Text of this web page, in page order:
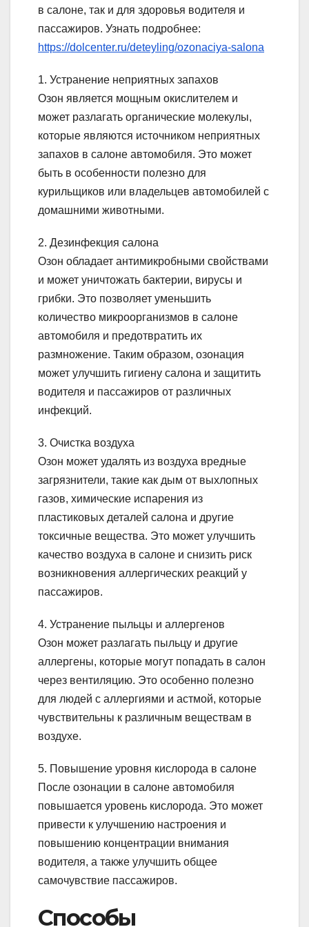
в салоне, так и для здоровья водителя и
пассажиров. Узнать подробнее:
https://dolcenter.ru/deteyling/ozonaciya-salona
1. Устранение неприятных запахов
Озон является мощным окислителем и
может разлагать органические молекулы,
которые являются источником неприятных
запахов в салоне автомобиля. Это может
быть в особенности полезно для
курильщиков или владельцев автомобилей с
домашними животными.
2. Дезинфекция салона
Озон обладает антимикробными свойствами
и может уничтожать бактерии, вирусы и
грибки. Это позволяет уменьшить
количество микроорганизмов в салоне
автомобиля и предотвратить их
размножение. Таким образом, озонация
может улучшить гигиену салона и защитить
водителя и пассажиров от различных
инфекций.
3. Очистка воздуха
Озон может удалять из воздуха вредные
загрязнители, такие как дым от выхлопных
газов, химические испарения из
пластиковых деталей салона и другие
токсичные вещества. Это может улучшить
качество воздуха в салоне и снизить риск
возникновения аллергических реакций у
пассажиров.
4. Устранение пыльцы и аллергенов
Озон может разлагать пыльцу и другие
аллергены, которые могут попадать в салон
через вентиляцию. Это особенно полезно
для людей с аллергиями и астмой, которые
чувствительны к различным веществам в
воздухе.
5. Повышение уровня кислорода в салоне
После озонации в салоне автомобиля
повышается уровень кислорода. Это может
привести к улучшению настроения и
повышению концентрации внимания
водителя, а также улучшить общее
самочувствие пассажиров.
Способы